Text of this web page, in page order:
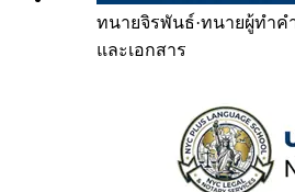
ทนายจิรพันธ์·ทนายผู้ทำค
และเอกสาร